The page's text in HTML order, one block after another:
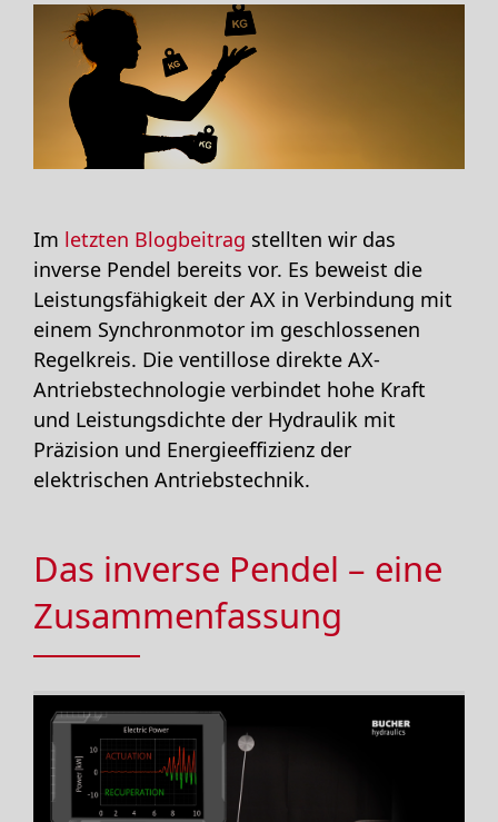
Im letzten Blogbeitrag stellten wir das
inverse Pendel bereits vor. Es beweist die
Leistungsfähigkeit der AX in Verbindung mit
einem Synchronmotor im geschlossenen
Regelkreis. Die ventillose direkte AX-
Antriebstechnologie verbindet hohe Kraft
und Leistungsdichte der Hydraulik mit
Präzision und Energieeffizienz der
elektrischen Antriebstechnik.
Das inverse Pendel – eine
Zusammenfassung